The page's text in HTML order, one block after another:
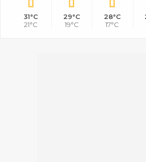
31°C
21°C
29°C
19°C
28°C
17°C